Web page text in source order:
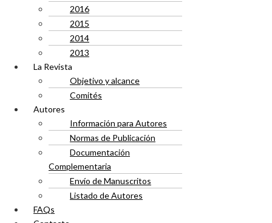
2016
2015
2014
2013
La Revista
Objetivo y alcance
Comités
Autores
Información para Autores
Normas de Publicación
Documentación
Complementaria
Envío de Manuscritos
Listado de Autores
FAQs